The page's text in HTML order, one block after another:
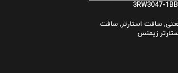
3RW3047-
,سافت استارتر,سافت
زیمنس